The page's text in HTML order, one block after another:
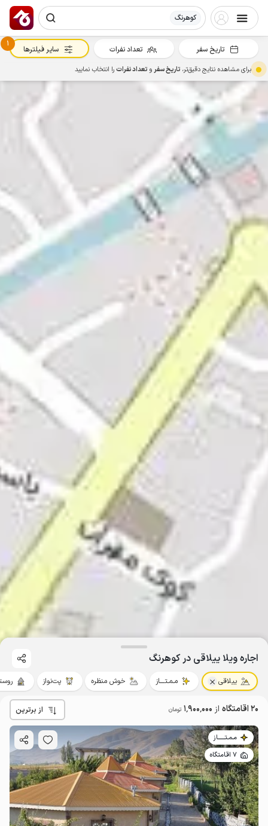
کوهرنگ
اجاره ویلا ییلاقی در کوهرنگ
ییلاقی مـمـتــــاز خوش منظره پت‌نواز
20 اقامتگاه از 1٬900٬000 تومان از برترین
مـمـتــــــاز
7 اقامتگاه
تاریخ سفر تعداد نفرات
1
سایر فیلترها
برای مشاهده نتایج دقیق‌تر، تاریخ سفرو تعداد نفراترا انتخاب نمایید